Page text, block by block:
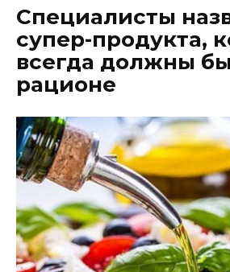
Специалисты
супер-продукта,
всегда должны
рационе